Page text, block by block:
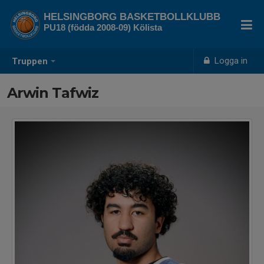
Truppen Logga in
HELSINGBORG BASKETBOLLKLUBB
PU18 (födda 2008-09) Kölista
Arwin Tafwiz